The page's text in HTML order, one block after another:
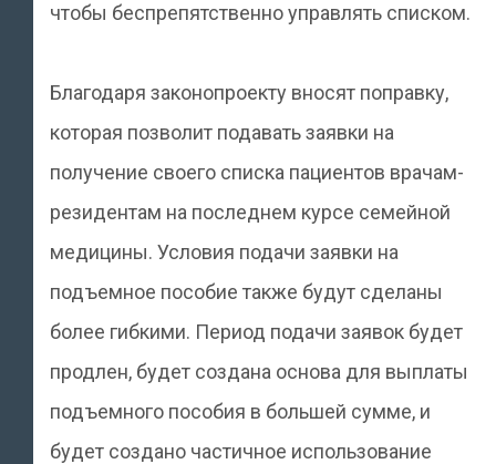
чтобы беспрепятственно управлять списком.
Благодаря законопроекту вносят поправку,
которая позволит подавать заявки на
получение своего списка пациентов врачам-
резидентам на последнем курсе семейной
медицины. Условия подачи заявки на
подъемное пособие также будут сделаны
более гибкими. Период подачи заявок будет
продлен, будет создана основа для выплаты
подъемного пособия в большей сумме, и
будет создано частичное использование